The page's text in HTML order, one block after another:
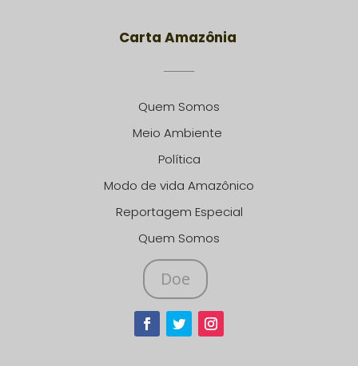
Carta Amazônia
Quem Somos
Meio Ambiente
Política
Modo de vida Amazônico
Reportagem Especial
Quem Somos
Doe